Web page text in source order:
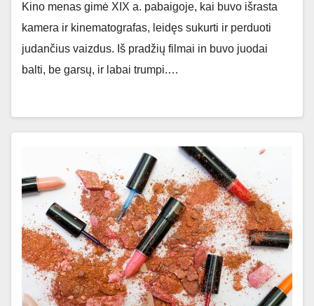
Kino menas gimė XIX a. pabaigoje, kai buvo išrasta
kamera ir kinematografas, leidęs sukurti ir perduoti
judančius vaizdus. Iš pradžių filmai in buvo juodai
balti, be garsų, ir labai trumpi.…